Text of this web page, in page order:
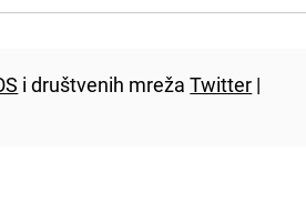
i društvenih mrežaTwitter |